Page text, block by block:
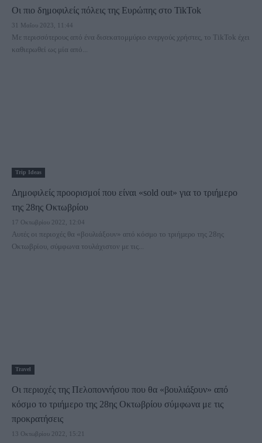
Οι πιο δημοφιλείς πόλεις της Ευρώπης στο TikTok
31 Μαΐου 2023, 11:44
Με περισσότερους από ένα δισεκατομμύριο ενεργούς χρήστες, το TikTok έχει
καθιερωθεί ως μία από...
Trip Ideas
Δημοφιλείς προορισμοί που είναι «sold out» για το τριήμερο
της 28ης Οκτωβρίου
17 Οκτωβρίου 2022, 12:04
Αυτές οι περιοχές θα «βουλιάξουν» από κόσμο το τριήµερο της 28ης
Οκτωβρίου, σύμφωνα τουλάχιστον με τις...
Travel
Οι περιοχές της Πελοποννήσου που θα «βουλιάξουν» από
κόσμο το τριήμερο της 28ης Οκτωβρίου σύμφωνα με τις
προκρατήσεις
13 Οκτωβρίου 2022, 15:21